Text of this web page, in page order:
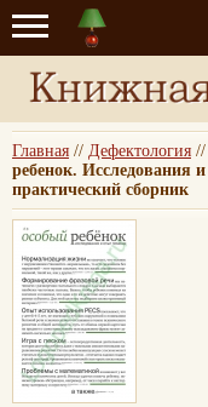
Главная // Дефектология //
ребенок.
практический сборник